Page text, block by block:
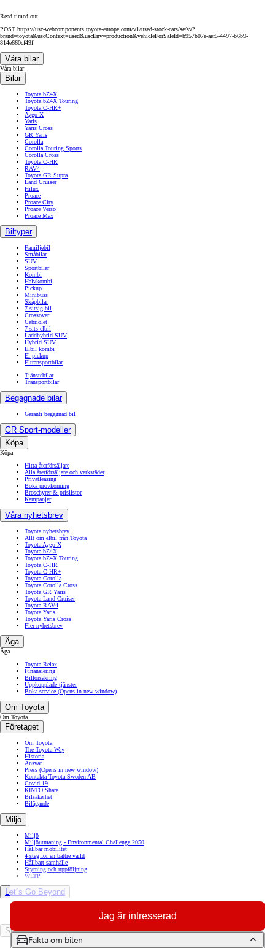
Jag är intresserad
Fakta om bilen
Read timed out
POST https://usc-webcomponents.toyota-europe.com/v1/used-stock-cars/se/sv?
brand=toyota&uscContext=used&uscEnv=production&vehicleForSaleId=b957b07e-aef5-4497-b6b9-
814e660cf49f
Våra bilar
Våra bilar
Bilar
Toyota bZ4X
Toyota bZ4X Touring
Toyota C-HR+
Aygo X
Yaris
Yaris Cross
GR Yaris
Corolla
Corolla Touring Sports
Corolla Cross
Toyota C-HR
RAV4
Toyota GR Supra
Land Cruiser
Hilux
Proace
Proace City
Proace Verso
Proace Max
Biltyper
Familjebil
Småbilar
SUV
Sportbilar
Kombi
Halvkombi
Pickup
Minibuss
Skåpbilar
7-sitsig bil
Crossover
Cabriolet
7 sits elbil
Laddhybrid SUV
Hybrid SUV
Elbil kombi
El pickup
Eltransportbilar
Tjänstebilar
Transportbilar
Begagnade bilar
Garanti begagnad bil
GR Sport-modeller
Köpa
Köpa
Hitta återförsäljare
Alla återförsäljare och verkstäder
Privatleasing
Boka provkörning
Broschyrer & prislistor
Kampanjer
Våra nyhetsbrev
Toyota nyhetsbrev
Allt om elbil från Toyota
Toyota Aygo X
Toyota bZ4X
Toyota bZ4X Touring
Toyota C-HR
Toyota C-HR+
Toyota Corolla
Toyota Corolla Cross
Toyota GR Yaris
Toyota Land Cruiser
Toyota RAV4
Toyota Yaris
Toyota Yaris Cross
Fler nyhetsbrev
Äga
Äga
Toyota Relax
Finansiering
Bilförsäkring
Uppkopplade tjänster
Boka service (Opens in new window)
Om Toyota
Om Toyota
Företaget
Om Toyota
The Toyota Way
Historia
Ansvar
Press (Opens in new window)
Kontakta Toyota Sweden AB
Covid-19
KINTO Share
Bilsäkerhet
Bilägande
Miljö
Miljö
Miljöutmaning - Environmental Challenge 2050
Hållbar mobilitet
4 steg för en bättre värld
Hållbart samhälle
Styrning och uppföljning
WLTP
Let´s Go Beyond
Start Your Impossible